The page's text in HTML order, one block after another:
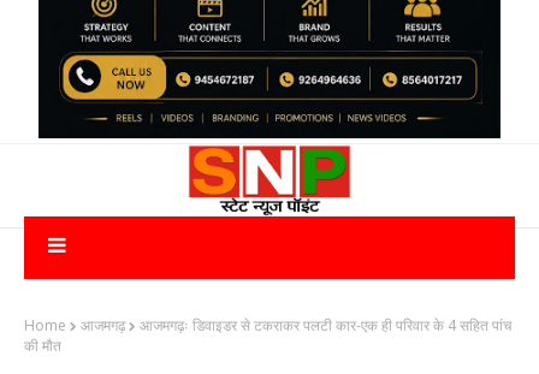
Home आजमगढ़
आजमगढ़ः डिवाइडर से टकराकर पलटी कार-एक ही परिवार के 4 सहित पांच
की मौत